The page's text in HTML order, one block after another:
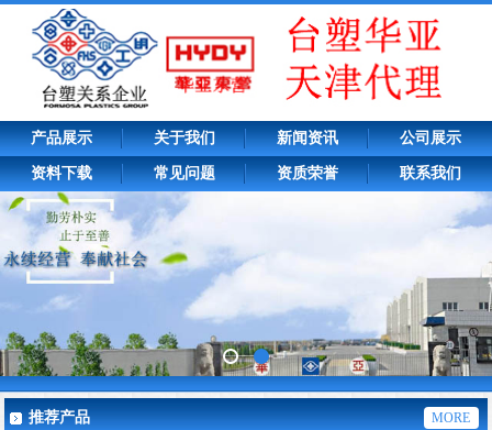
产品展示 关于我们 新闻资讯 公司展示
资料下载 常见问题 资质荣誉 联系我们
推荐产品 MORE